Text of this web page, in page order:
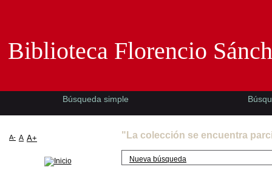
"La colección se encuentra
Nueva búsqueda
Biblioteca Florencio
Búsqueda simple
A- A A+